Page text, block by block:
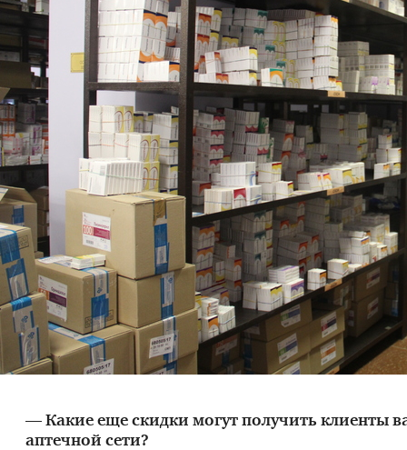
— Какие еще скидки могут получить клиенты
аптечной сети?